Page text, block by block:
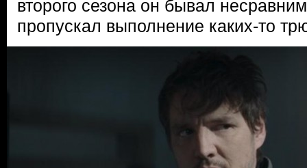
второго сезона он бывал
пропускал выполнение каких-то